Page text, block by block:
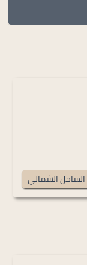
الساحل الشمالي